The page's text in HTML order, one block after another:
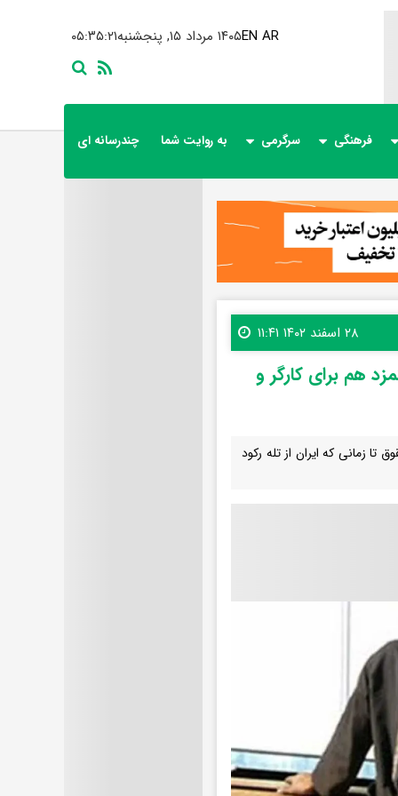
۰۵:۳۵:۲۲ ۱۴۰۵ مرداد ۱۵, پنجشنبهEN AR
فرهنگی سرگرمی به روایت شما چندرسانه ای
۲۸ اسفند ۱۴۰۲ ۱۱:۴۱
رقمی برای دستمزد هم برای کارگر و
زمانی که ایران از تله رکود